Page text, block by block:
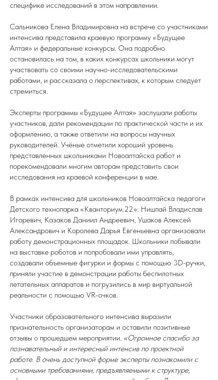
специфике исследований в этом направлении.
Сальникова Елена Владимировна на встрече со участниками
интенсива представила краевую программу «Будущее
Алтая» и федеральные конкурсы. Она подробно
остановилась на том, в каких конкурсах школьники могут
участвовать со своими научно-исследовательскими
работами, и рассказала о перспективах, к которым следует
стремиться.
Эксперты программы «Будущее Алтая» заслушали работы
участников, дали рекомендации по практической части и их
оформлению, а также ответили на вопросы научных
руководителей. Учёные отметили хороший уровень
представленных школьниками Новоалтайска работ и
порекомендовали многим авторам представить свои
исследования на краевой конференции в мае.
В рамках интенсива для школьников Новоалтайска педагоги
Детского технопарка «Кванториум.22»: Нишпай Владислав
Игоревич, Казаков Даниил Андреевич, Ушаков Алексей
Александрович и Королева Дарья Евгеньевна организовали
работу демонстрационных площадок. Школьники побывали
на выставке роботов и попробовали ими управлять,
создавали объемные фигурки и формы с помощью 3D-ручки,
приняли участие в демонстрации работы беспилотных
летательных аппаратов и погрузились в мир виртуальной
реальности с помощью VR-очков.
Участники образовательного интенсива выразили
признательность организаторам и оставили позитивные
отзывы о прошедшем мероприятии. «Огромное спасибо за
познавательный и интересный интенсив по проектной
работе. В очень доступной форме эксперты познакомили с
основными требованиями, предъявляемыми к структуре,